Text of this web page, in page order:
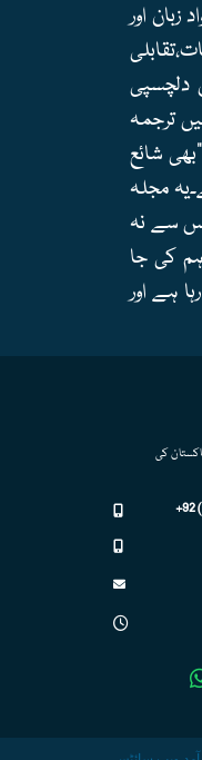
زبان اور
دلچسپی
ترجمہ
شائع
مجلہ
جس سے نہ
کی جا
ہے اور
کی
+92